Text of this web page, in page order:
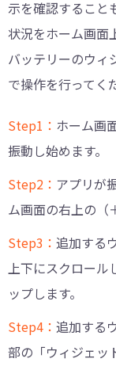
示を確認すること
状況をホーム画面
バッテリーのウィ
で操作を行ってく
Step1： ホーム画
振動し始めます。
Step2： アプリが
ム画面の右上の（
Step3： 追加する
上下にスクロール
ップします。
Step4： 追加する
部の「ウィジェッ